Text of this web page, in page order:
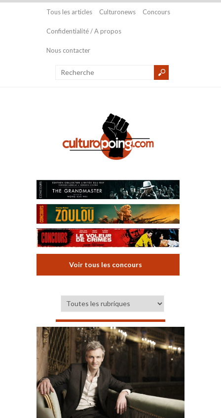
Tous les articles Culturonews Concours
Confidentialité / A propos
Nous contacter
Voir tous les concours